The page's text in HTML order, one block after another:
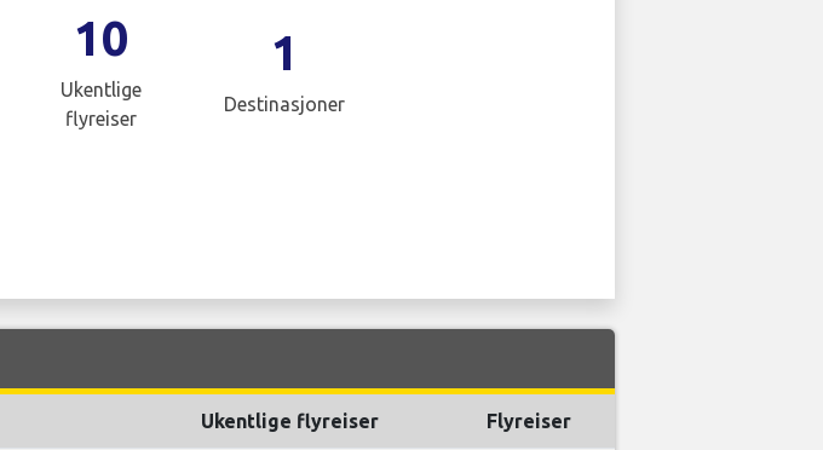
10
Ukentlige
flyreiser
1
Destinasjoner
Ukentlige flyreiser Flyreiser